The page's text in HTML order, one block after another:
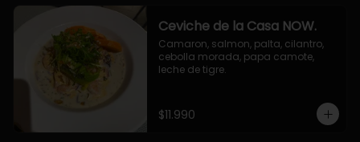
Ceviche de la Casa NOW.
Camaron, salmon, palta, cilantro,
cebolla morada, papa camote,
leche de tigre.
$11.990